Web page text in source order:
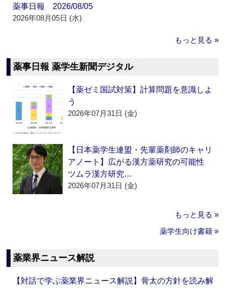
薬事日報 2026/08/05
2026年08月05日 (水)
もっと見る »
薬事日報 薬学生新聞デジタル
【薬ゼミ国試対策】計算問題を意識しよ
う
2026年07月31日 (金)
【日本薬学生連盟・先輩薬剤師のキャリ
アノート】広がる漢方薬研究の可能性
ツムラ漢方研究…
2026年07月31日 (金)
もっと見る »
薬学生向け書籍 »
薬業界ニュース解説
【対話で学ぶ薬業界ニュース解説】骨太の方針を読み解